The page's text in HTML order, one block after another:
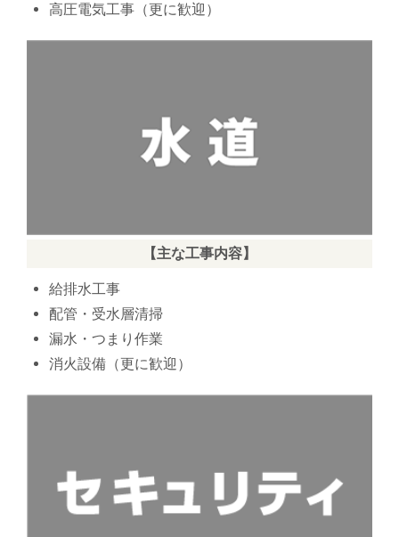
高圧電気工事（更に歓迎）
【主な工事内容】
給排水工事
配管・受水層清掃
漏水・つまり作業
消火設備（更に歓迎）